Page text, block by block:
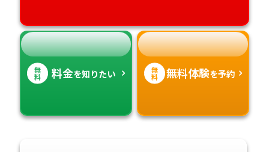
無
料 料金を知りたい 無
料 無料体験を予約